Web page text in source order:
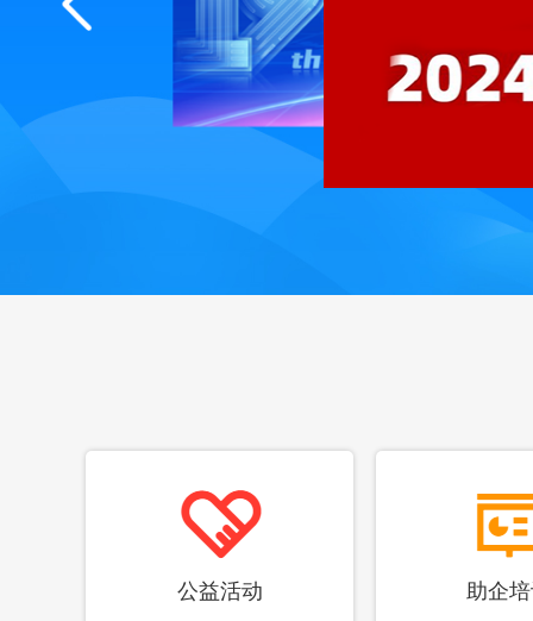
公益活动 助企